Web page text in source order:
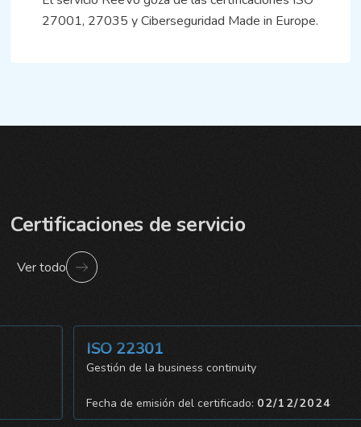
27001, 27035 y Ciberseguridad Made in Europe.
Certificaciones de servicio
Ver todo
ISO 22301
Gestión de la business continuity
Fecha de emisión del certificado:02/12/2024